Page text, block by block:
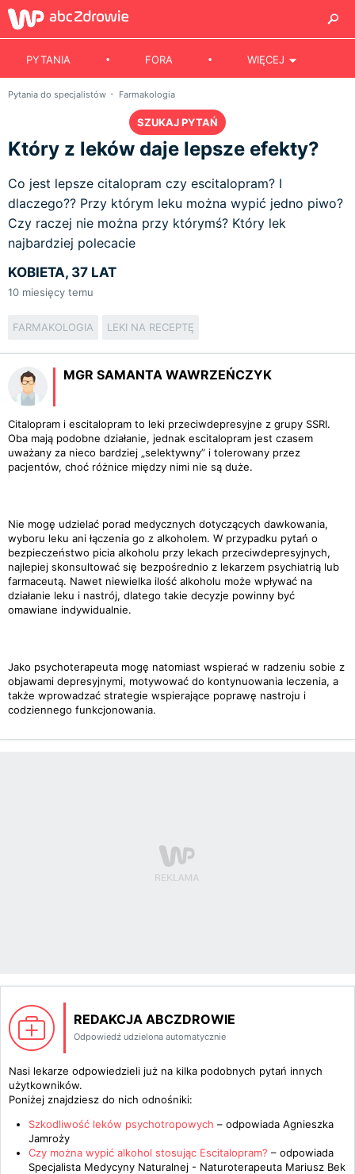
PYTANIA FORA WIĘCEJ
Pytania do specjalistów Farmakologia
SZUKAJ PYTAŃ
Który z leków daje lepsze efekty?
Co jest lepsze citalopram czy escitalopram? I
dlaczego?? Przy którym leku można wypić jedno piwo?
Czy raczej nie można przy którymś? Który lek
najbardziej polecacie
KOBIETA, 37 LAT
10 miesięcy temu
FARMAKOLOGIA LEKI NA RECEPTĘ
MGR SAMANTA WAWRZEŃCZYK
Citalopram i escitalopram to leki przeciwdepresyjne z grupy SSRI.
Oba mają podobne działanie, jednak escitalopram jest czasem
uważany za nieco bardziej „selektywny” i tolerowany przez
pacjentów, choć różnice między nimi nie są duże.
Nie mogę udzielać porad medycznych dotyczących dawkowania,
wyboru leku ani łączenia go z alkoholem. W przypadku pytań o
bezpieczeństwo picia alkoholu przy lekach przeciwdepresyjnych,
najlepiej skonsultować się bezpośrednio z lekarzem psychiatrią lub
farmaceutą. Nawet niewielka ilość alkoholu może wpływać na
działanie leku i nastrój, dlatego takie decyzje powinny być
omawiane indywidualnie.
Jako psychoterapeuta mogę natomiast wspierać w radzeniu sobie z
objawami depresyjnymi, motywować do kontynuowania leczenia, a
także wprowadzać strategie wspierające poprawę nastroju i
codziennego funkcjonowania.
REDAKCJA ABCZDROWIE
Odpowiedź udzielona automatycznie
Nasi lekarze odpowiedzieli już na kilka podobnych pytań innych
użytkowników.
Poniżej znajdziesz do nich odnośniki:
Szkodliwość leków psychotropowych – odpowiada Agnieszka
Jamroży
Czy można wypić alkohol stosując Escitalopram? – odpowiada
Specjalista Medycyny Naturalnej - Naturoterapeuta Mariusz Bek